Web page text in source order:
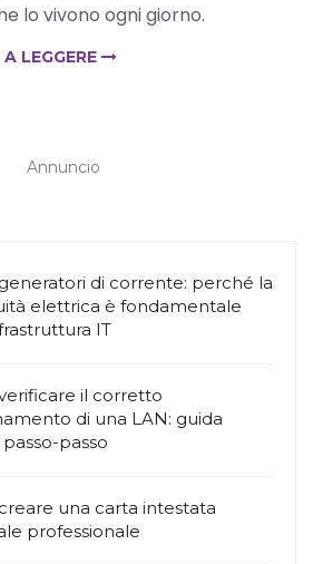
lo vivono ogni giorno.
LEGGERE
Annuncio
di corrente: perché la
elettrica è fondamentale
IT
il corretto
di una LAN: guida
passo
una carta intestata
professionale